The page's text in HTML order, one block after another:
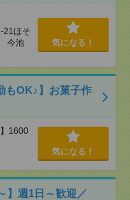
21ほそ
今池
気になる！
もOK♪】お菓子作
1600
気になる！
】週1日～歓迎／